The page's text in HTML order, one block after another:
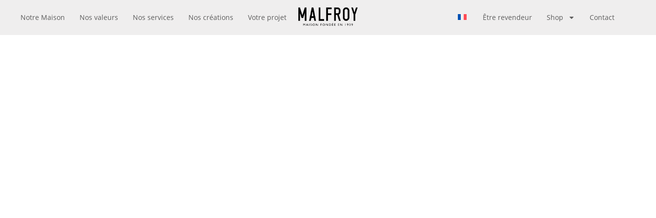
Notre Maison Nos valeurs Nos services Nos créations Votre projet Être revendeur Shop Contact